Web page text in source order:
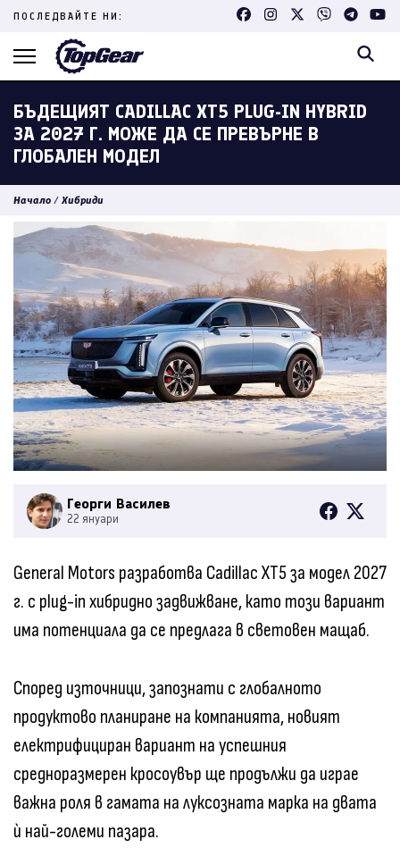
Skip
content
ПОСЛЕДВАЙТЕ НИ:
БЪДЕЩИЯТ CADILLAC XT5 PLUG-IN HYBRID
ЗА 2027 Г. МОЖЕ ДА СЕ ПРЕВЪРНЕ В
ГЛОБАЛЕН МОДЕЛ
Начало / Хибриди
Георги Василев
22 януари
General Motors разработва Cadillac XT5 за модел 2027
г. с plug-in хибридно задвижване, като този вариант
има потенциала да се предлага в световен мащаб.
Според източници, запознати с глобалното
продуктово планиране на компанията, новият
електрифициран вариант на успешния
средноразмерен кросоувър ще продължи да играе
важна роля в гамата на луксозната марка на двата
ѝ най-големи пазара.